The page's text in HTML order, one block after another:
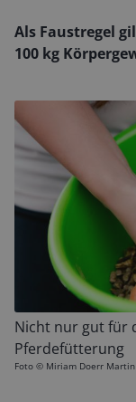
Als Faustregel
100 kg
Nicht nur gut für
Pferdefütterung
Foto © Miriam Doerr